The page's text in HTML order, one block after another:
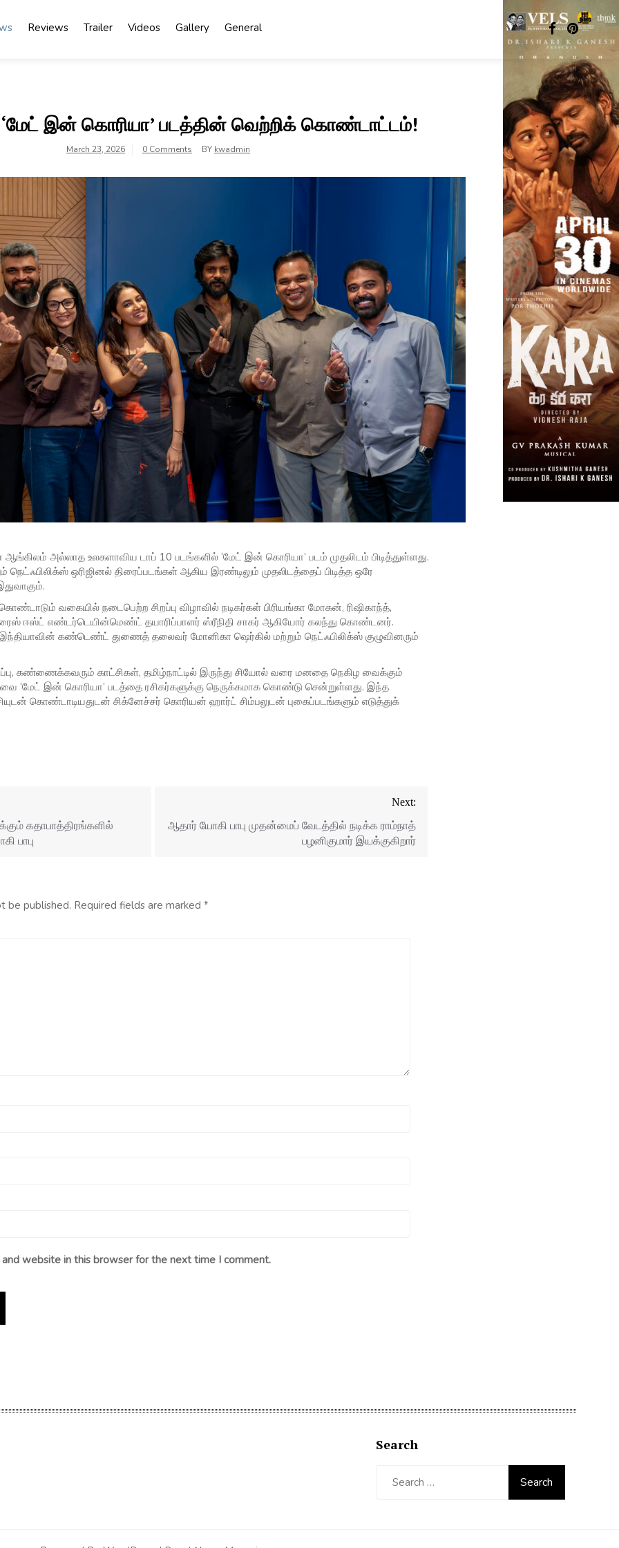
Reviews Trailer Videos Gallery General
‘மேட் இன் கொரியா’ படத்தின் வெற்றிக் கொண்டாட்டம்!
March 23, 2026 0 Comments BY kwadmin
ஆங்கிலம் அல்லாத உலகளாவிய டாப் 10 படங்களில் ‘மேட் இன் கொரியா’ படம் முதலிடம் பிடித்துள்ளது.
நெட்ஃபிலிக்ஸ் ஒரிஜினல் திரைப்படங்கள் ஆகிய இரண்டிலும் முதலிடத்தைப் பிடித்த ஒரே
வகையில் நடைபெற்ற சிறப்பு விழாவில் நடிகர்கள் பிரியங்கா மோகன், ரிஷிகாந்த்,
ரைஸ் ஈஸ்ட் எண்டர்டெயின்மெண்ட் தயாரிப்பாளர் ஸ்ரீநிதி சாகர் ஆகியோர் கலந்து கொண்டனர்.
கண்டெண்ட் துணைத் தலைவர் மோனிகா ஷெர்கில் மற்றும் நெட்ஃபிலிக்ஸ் குழுவினரும்
கண்ணைக்கவரும் காட்சிகள், தமிழ்நாட்டில் இருந்து சியோல் வரை மனதை நெகிழ வைக்கும்
இன் கொரியா’ படத்தை ரசிகர்களுக்கு நெருக்கமாக கொண்டு சென்றுள்ளது. இந்த
கொண்டாடியதுடன் சிக்னேச்சர் கொரியன் ஹார்ட் சிம்பலுடன் புகைப்படங்களும் எடுத்துக்
கதாபாத்திரங்களில்
பாபு
Next:
ஆதார் யோகி பாபு முதன்மைப் வேடத்தில் நடிக்க ராம்நாத்
பழனிகுமார் இயக்குகிறார்
be published. Required fields are marked *
and website in this browser for the next time I comment.
Search